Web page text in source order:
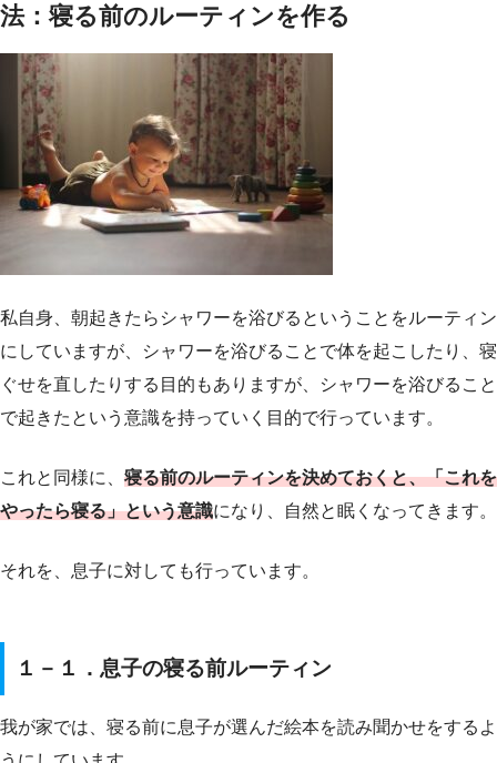
法：寝る前のルーティンを作る
私自身、朝起きたらシャワーを浴びるということをルーティン
にしていますが、シャワーを浴びることで体を起こしたり、寝
ぐせを直したりする目的もありますが、シャワーを浴びること
で起きたという意識を持っていく目的で行っています。
これと同様に、 寝る前のルーティンを決めておくと、「これを
やったら寝る」という意識になり、自然と眠くなってきます。
それを、息子に対しても行っています。
１－１．息子の寝る前ルーティン
我が家では、寝る前に息子が選んだ絵本を読み聞かせをするよ